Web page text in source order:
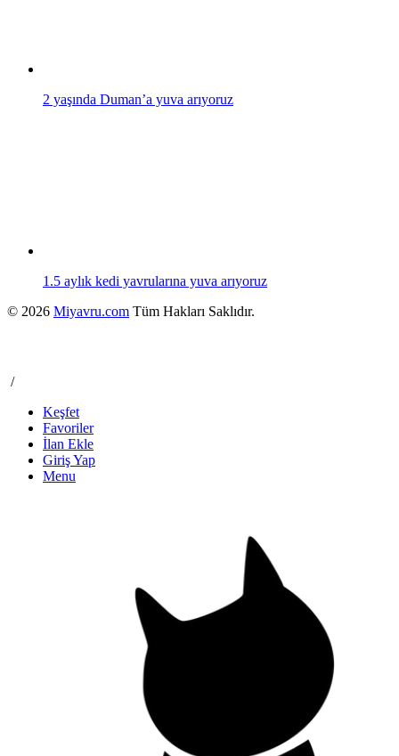
2 yaşında Duman’a yuva arıyoruz
1.5 aylık kedi yavrularına yuva arıyoruz
© 2026 Miyavru.com Tüm Hakları Saklıdır.
/
Keşfet
Favoriler
İlan Ekle
Giriş Yap
Menu